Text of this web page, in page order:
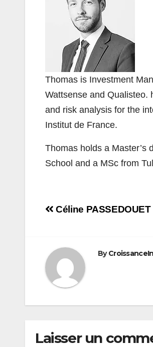
Thomas is Investment
Wattsense and Qualisteo.
and risk analysis for the
Institut de France.
Thomas holds a Master’s
School and a MSc from
Navigation
l’article
Céline PASSEDOUET
By
Laisser un